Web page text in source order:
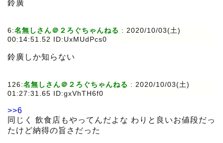
鈴廣
6:名無しさん＠２ろぐちゃんねる : 2020/10/03(土)
00:14:51.52 ID:UxMUdPcs0
鈴廣しか知らない
126:名無しさん＠２ろぐちゃんねる : 2020/10/03(土)
01:27:31.65 ID:gxVhTH6f0
>>6
同じく 飲食店もやってんだよな わりと良いお値段だっ
たけど納得の旨さだった